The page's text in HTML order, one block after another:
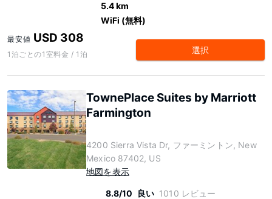
5.4 km
WiFi (無料)
最安値 USD 308
1泊ごとの1室料金 / 1泊 選択
TownePlace Suites by Marriott
Farmington
4200 Sierra Vista Dr, ファーミントン, New
Mexico 87402, US
地図を表示
8.8/10 良い 1010 レビュー